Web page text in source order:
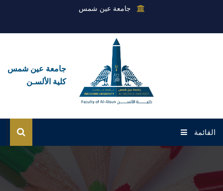
جامعة عين شمس
جامعة عين شمس
كلية الألسـن
القائمة
عن الكلية